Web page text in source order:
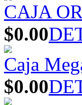
CAJA
$0.00
Caja
$0.00